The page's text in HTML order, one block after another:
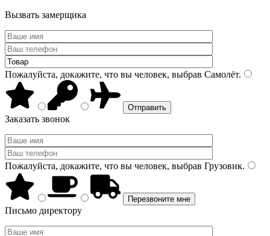
Вызвать замерщика
Пожалуйста, докажите, что вы человек, выбрав Самолёт.
Заказать звонок
Пожалуйста, докажите, что вы человек, выбрав Грузовик.
Письмо директору